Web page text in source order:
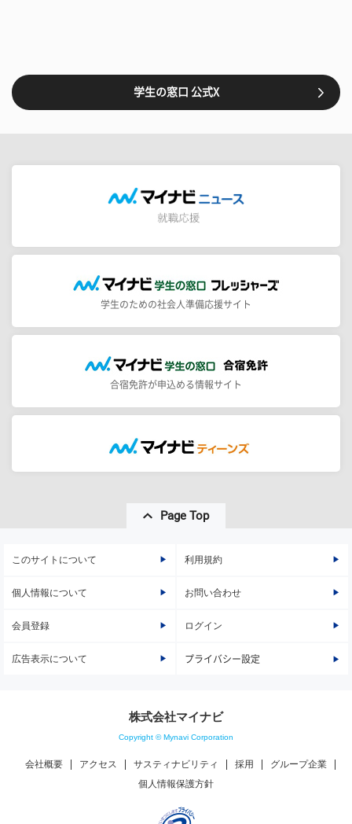
学生の窓口 公式X
学生のための社会人準備応援サイト
合宿免許が申込める情報サイト
Page Top
このサイトについて 利用規約
個人情報について お問い合わせ
会員登録 ログイン
広告表示について プライバシー設定
株式会社マイナビ
Copyright © Mynavi Corporation
会社概要 アクセス サスティナビリティ 採用
グループ企業
個人情報保護方針